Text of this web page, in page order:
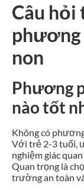
Câu hỏi
phương
non
Phương
nào tốt
Không có
Với trẻ 2-3 tuổi,
nghiệm giác
Quan trọng là
trường an toàn